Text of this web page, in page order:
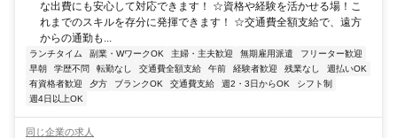
な出費にも安心して対応できます！ ☆資格や経験を活かせる場！こ
れまでのスキルを存分に発揮できます！ ☆交通費全額支給で、遠方
からの通勤も...
ランチタイム 副業・WワークOK 主婦・主夫歓迎 無期雇用派遣
フリーター歓迎
早朝
学歴不問 転勤なし 交通費全額支給 午前 経験者歓迎 残業なし
週払いOK
有資格者歓迎
夕方 ブランクOK 交通費支給 週2・3日からOK
シフト制
週4日以上OK
同じ企業の求人